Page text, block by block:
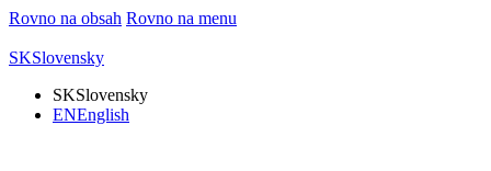
Rovno na obsah Rovno na menu
SKSlovensky
SKSlovensky
ENEnglish